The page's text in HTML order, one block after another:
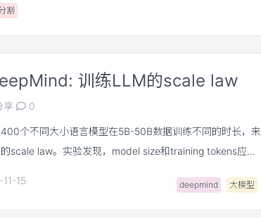
割
训练LLM的scale law
享 0
个不同大小语言模型在5B-50B数据训练不同的时长，来
scale law。实验发现，model size和training tokens应当
。作者根据这个scale law训练chinchilla，在多个任务上实
15 deepmind 大模型